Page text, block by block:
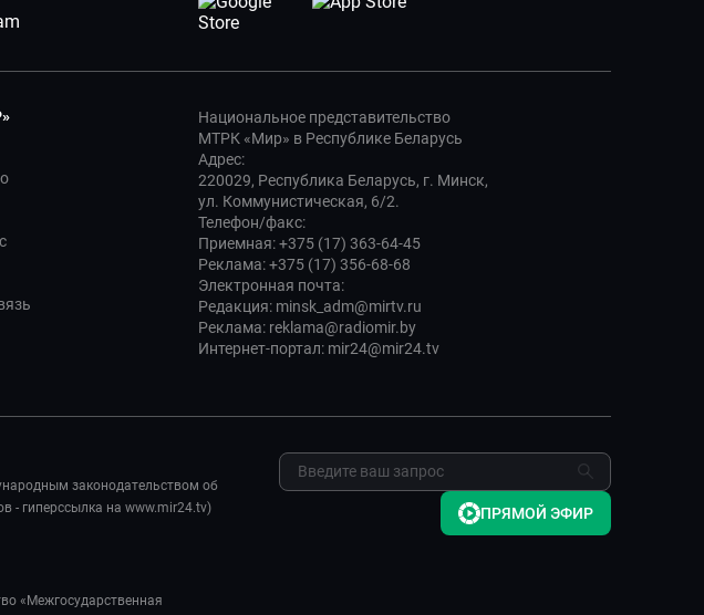
Национальное представительство
МТРК «Мир» в Республике Беларусь
Адрес:
220029, Республика Беларусь, г. Минск,
ул. Коммунистическая, 6/2.
Телефон/факс:
Приемная: +375 (17) 363-64-45
Реклама: +375 (17) 356-68-68
Электронная почта:
Редакция: minsk_adm@mirtv.ru
Реклама: reklama@radiomir.by
Интернет-портал: mir24@mir24.tv
законодательством об
- гиперссылка на www.mir24.tv)
«Межгосударственная
ПРЯМОЙ ЭФИР